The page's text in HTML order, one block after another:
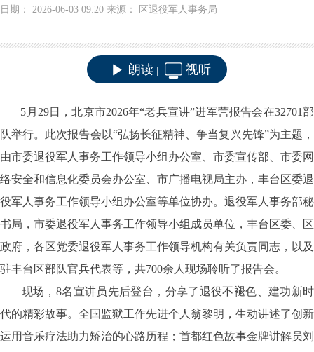
日期： 2026-06-03 09:20 来源： 区退役军人事务局
朗读 视听
5月29日，北京市2026年“老兵宣讲”进军营报告会在32701部
队举行。此次报告会以“弘扬长征精神、争当复兴先锋”为主题，
由市委退役军人事务工作领导小组办公室、市委宣传部、市委网
络安全和信息化委员会办公室、市广播电视局主办，丰台区委退
役军人事务工作领导小组办公室等单位协办。退役军人事务部秘
书局，市委退役军人事务工作领导小组成员单位，丰台区委、区
政府，各区党委退役军人事务工作领导机构有关负责同志，以及
驻丰台区部队官兵代表等，共700余人现场聆听了报告会。
现场，8名宣讲员先后登台，分享了退役不褪色、建功新时
代的精彩故事。全国监狱工作先进个人翁黎明，生动讲述了创新
运用音乐疗法助力矫治的心路历程；首都红色故事金牌讲解员刘